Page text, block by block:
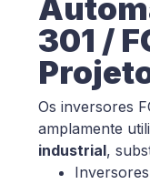
301 /
Os inversores
amplamente
industrial,